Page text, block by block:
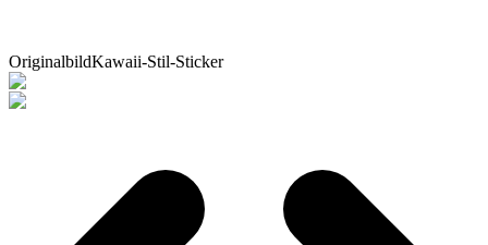
OriginalbildKawaii-Stil-Sticker